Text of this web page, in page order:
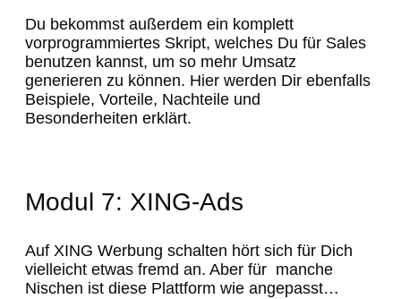
Du bekommst außerdem ein komplett
vorprogrammiertes Skript, welches Du für Sales
benutzen kannst, um so mehr Umsatz
generieren zu können. Hier werden Dir ebenfalls
Beispiele, Vorteile, Nachteile und
Besonderheiten erklärt.
Modul 7: XING-Ads
Auf XING Werbung schalten hört sich für Dich
vielleicht etwas fremd an. Aber für manche
Nischen ist diese Plattform wie angepasst…